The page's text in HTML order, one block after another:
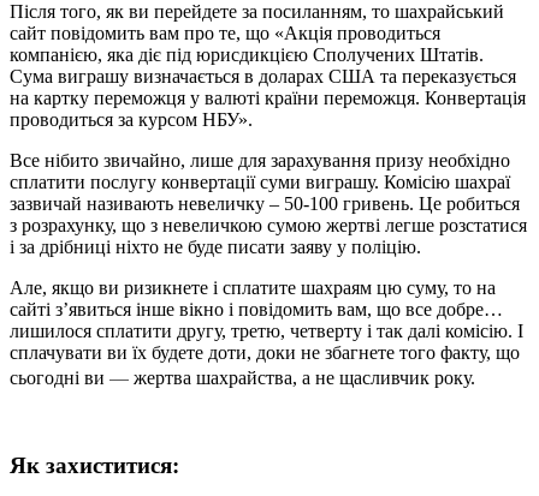
Після того, як ви перейдете за посиланням, то шахрайський
сайт повідомить вам про те, що «Акція проводиться
компанією, яка діє під юрисдикцією Сполучених Штатів.
Сума виграшу визначається в доларах США та переказується
на картку переможця у валюті країни переможця. Конвертація
проводиться за курсом НБУ».
Все нібито звичайно, лише для зарахування призу необхідно
сплатити послугу конвертації суми виграшу. Комісію шахраї
зазвичай називають невеличку – 50-100 гривень. Це робиться
з розрахунку, що з невеличкою сумою жертві легше розстатися
і за дрібниці ніхто не буде писати заяву у поліцію.
Але, якщо ви ризикнете і сплатите шахраям цю суму, то на
сайті з’явиться інше вікно і повідомить вам, що все добре…
лишилося сплатити другу, третю, четверту і так далі комісію. І
сплачувати ви їх будете доти, доки не збагнете того факту, що
сьогодні ви — жертва шахрайства, а не щасливчик року.
Як захиститися: